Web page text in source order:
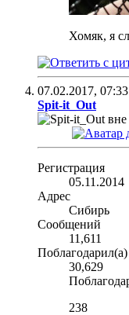
Хомяк, я
07.02.2017, 07:33
Spit-it_Out
Регистрация
05.11.2014
Адрес
Сибирь
Сообщений
11,611
Поблагодарил(а)
30,629
238